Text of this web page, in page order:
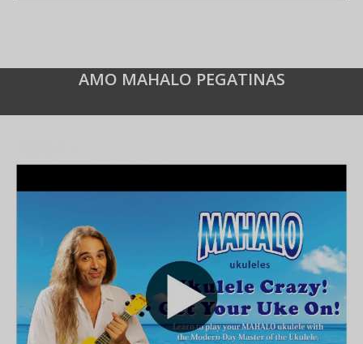
AMO MAHALO PEGATINAS